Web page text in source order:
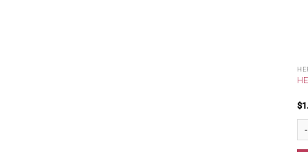
$